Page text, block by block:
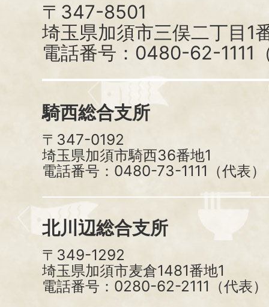
〒347-8501
埼玉県加須市三俣二丁目1
電話番号：0480-62-1111
騎西総合支所
〒347-0192
埼玉県加須市騎西36番地1
電話番号：0480-73-1111（代表）
北川辺総合支所
〒349-1292
埼玉県加須市麦倉1481番地1
電話番号：0280-62-2111（代表）